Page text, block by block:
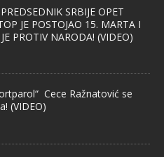
SRBIJE OPET
JE POSTOJAO 15. MARTA I
PROTIV NARODA! (VIDEO)
Cece Ražnatović se
(VIDEO)